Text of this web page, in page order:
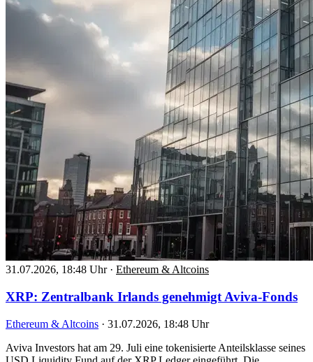
31.07.2026, 18:48 Uhr · Ethereum & Altcoins
XRP: Zentralbank Irlands genehmigt Aviva-Fonds
Ethereum & Altcoins · 31.07.2026, 18:48 Uhr
Aviva Investors hat am 29. Juli eine tokenisierte Anteilsklasse seines